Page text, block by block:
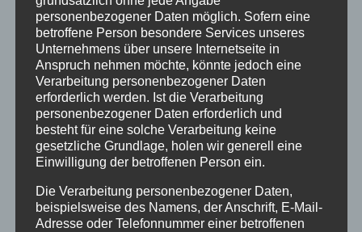
somit um 12:05 Uhr.
Mit freundlichen Grüßen
die Schulleitung des Stadtgymnasiums
Neueste Beiträge
Schöne Sommerferien
personenbezogener Daten möglich. Sofern eine
betroffene Person besondere Services unseres
Unternehmens über unsere Internetseite in
Anspruch nehmen möchte, könnte jedoch eine
Verarbeitung personenbezogener Daten
erforderlich werden. Ist die Verarbeitung
personenbezogener Daten erforderlich und
besteht für eine solche Verarbeitung keine
gesetzliche Grundlage, holen wir generell eine
Einwilligung der betroffenen Person ein.
Die Verarbeitung personenbezogener Daten,
beispielsweise des Namens, der Anschrift, E-Mail-
Adresse oder Telefonnummer einer betroffenen